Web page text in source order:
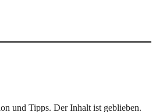
und Tipps. Der Inhalt ist geblieben.